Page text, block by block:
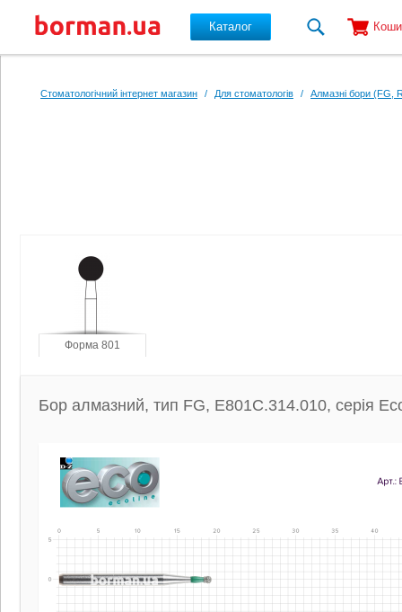
Каталог
Стоматологічний інтернет магазин / Для стоматологів / Алмазні бори (FG,
Форма 801
Бор алмазний, тип FG, E801C.314.010, серія